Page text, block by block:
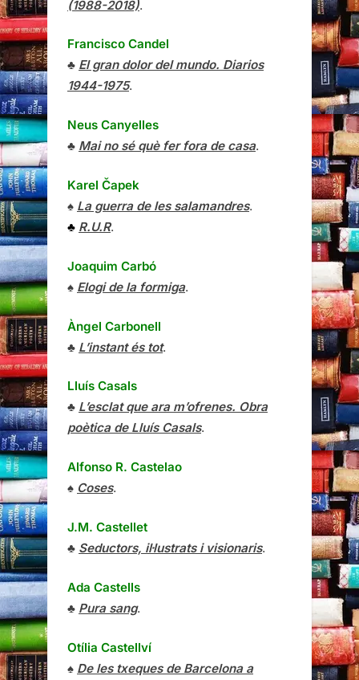
(1988-2018).
Francisco Candel
♣ El gran dolor del mundo. Diarios
1944-1975.
Neus Canyelles
♣ Mai no sé què fer fora de casa.
Karel Čapek
♠ La guerra de les salamandres.
♣ R.U.R.
Joaquim Carbó
♠ Elogi de la formiga.
Àngel Carbonell
♣ L’instant és tot.
Lluís Casals
♣ L’esclat que ara m’ofrenes. Obra
poètica de Lluís Casals.
Alfonso R. Castelao
♠ Coses.
J.M. Castellet
♣ Seductors, il·lustrats i visionaris.
Ada Castells
♣ Pura sang.
Otília Castellví
♠ De les txeques de Barcelona a